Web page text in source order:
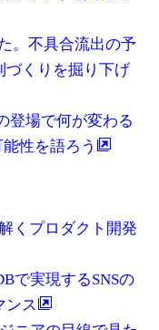
。不具合流出の予
づくりを掘り下げ
登場で何が変わる
性を語ろう
くプロダクト開発
で実現するSNSの
ンス